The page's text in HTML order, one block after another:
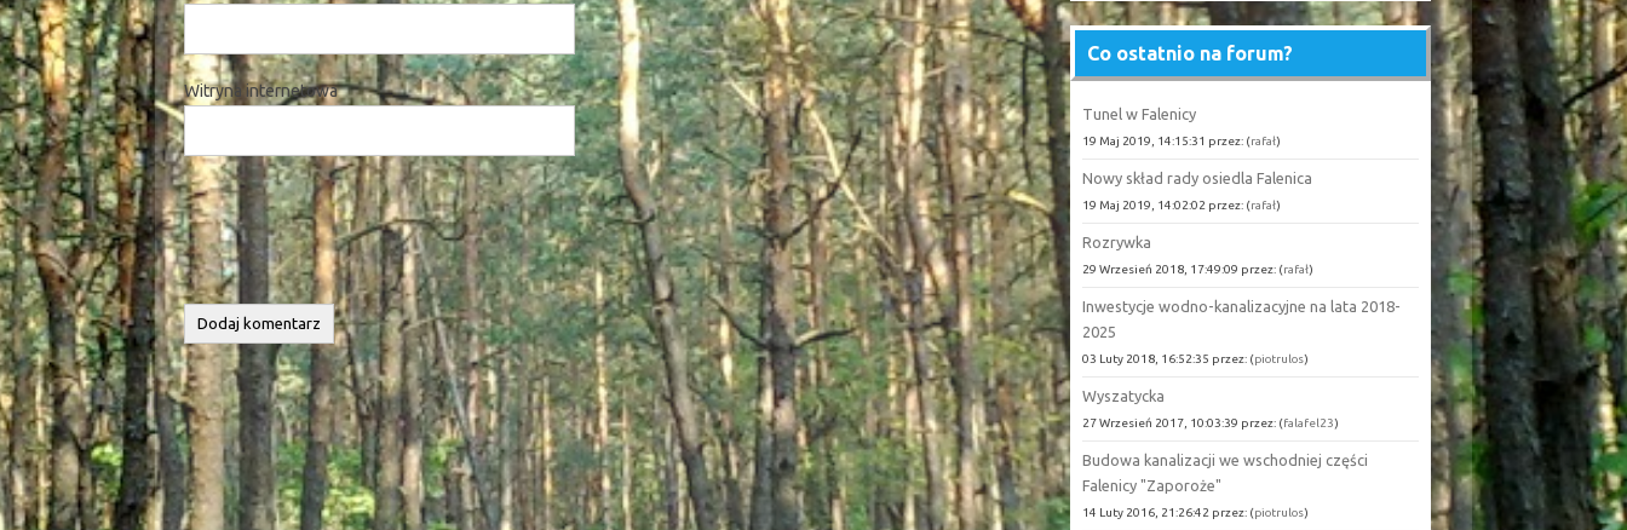
Witryna internetowa
Co ostatnio na forum?
Tunel w Falenicy
19 Maj 2019, 14:15:31 przez: (rafał)
Nowy skład rady osiedla Falenica
19 Maj 2019, 14:02:02 przez: (rafał)
Rozrywka
29 Wrzesień 2018, 17:49:09 przez: (rafał)
Inwestycje wodno-kanalizacyjne na lata 2018-
2025
03 Luty 2018, 16:52:35 przez: (piotrulos)
Wyszatycka
27 Wrzesień 2017, 10:03:39 przez: (falafel23)
Budowa kanalizacji we wschodniej części
Falenicy "Zaporoże"
14 Luty 2016, 21:26:42 przez: (piotrulos)